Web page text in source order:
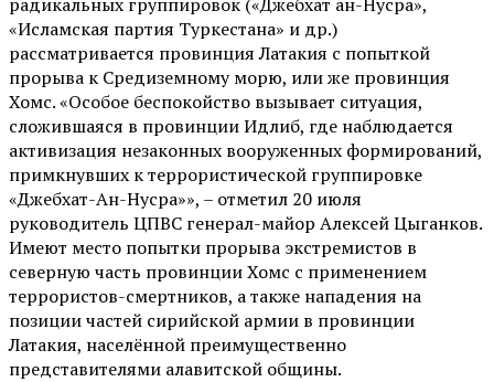
«Исламская партия Туркестана» и др.)
рассматривается провинция Латакия с попыткой
прорыва к Средиземному морю, или же провинция
Хомс. «Особое беспокойство вызывает ситуация,
сложившаяся в провинции Идлиб, где наблюдается
активизация незаконных вооруженных формирований,
примкнувших к террористической группировке
«Джебхат-Ан-Нусра»», – отметил 20 июля
руководитель ЦПВС генерал-майор Алексей Цыганков.
Имеют место попытки прорыва экстремистов в
северную часть провинции Хомс с применением
террористов-смертников, а также нападения на
позиции частей сирийской армии в провинции
Латакия, населённой преимущественно
представителями алавитской общины.